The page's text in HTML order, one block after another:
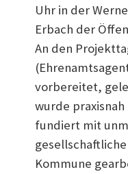
Uhr in der
Erbach der
An den
vorbereitet,
wurde
fundiert mit
Kommune